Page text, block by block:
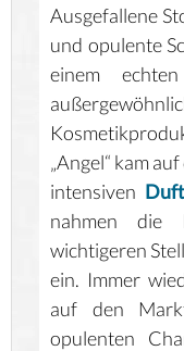
Ausgefallene
und opulente
einem
„Angel“ kam
intensiven Duft
nahmen die
wichtigeren
ein. Immer
auf den
opulenten